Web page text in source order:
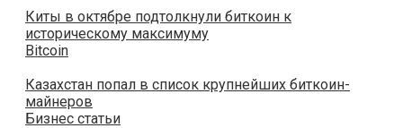
Киты в октябре подтолкнули биткоин к
историческому максимуму
Bitcoin
Казахстан попал в список крупнейших биткоин-
майнеров
Бизнес статьи